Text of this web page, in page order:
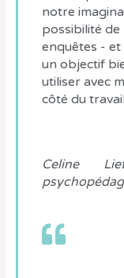
notre
possibilité
enquêtes -
un objectif
utiliser avec
côté du
Celine